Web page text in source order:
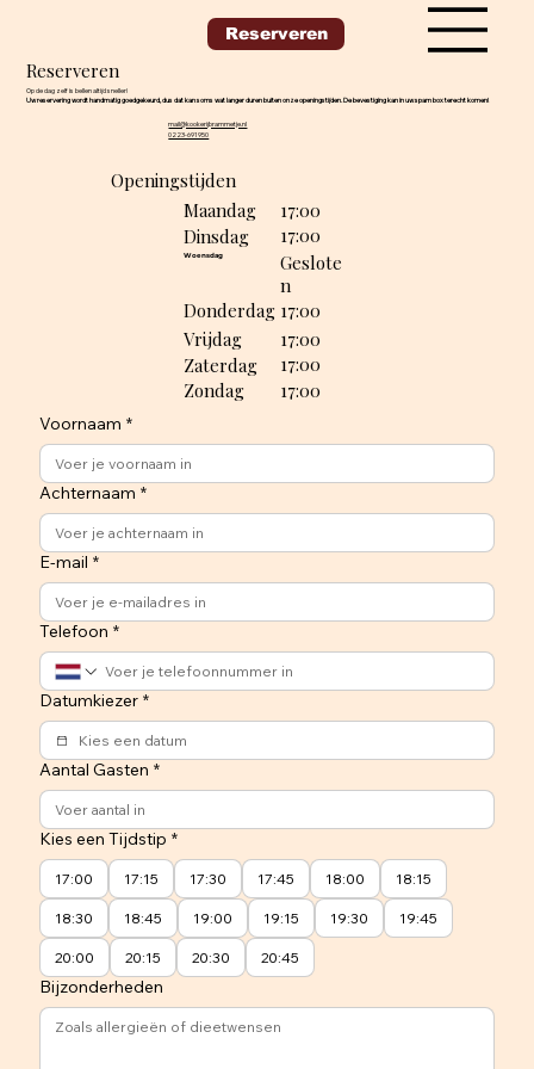
Reserveren
Reserveren
Op de dag zelf is bellen altijd sneller!
Uw reservering wordt handmatig goedgekeurd, dus dat kan soms wat langer duren buiten onze openingstijden. De bevestiging kan in uw spam box terecht komen!
mail@kookerijbrammetje.nl
0223-691950
Openingstijden
Maandag
17:00
Dinsdag
17:00
Woensdag
Geslote
n
Donderdag 17:00
Vrijdag
17:00
Zaterdag
17:00
Zondag
17:00
Voornaam *
Achternaam *
E-mail *
Telefoon *
Datumkiezer *
Aantal Gasten *
Kies een Tijdstip *
17:00 17:15 17:30 17:45 18:00 18:15
18:30 18:45 19:00 19:15 19:30 19:45
20:00 20:15 20:30 20:45
Bijzonderheden